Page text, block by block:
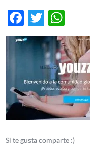
Facebook
Twitter
Si te gusta comparte :)